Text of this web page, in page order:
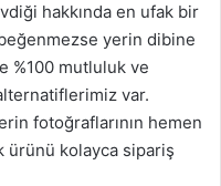
hakkında en ufak bir
yerin dibine
%100 mutluluk ve
var.
fotoğraflarının hemen
ürünü kolayca sipariş